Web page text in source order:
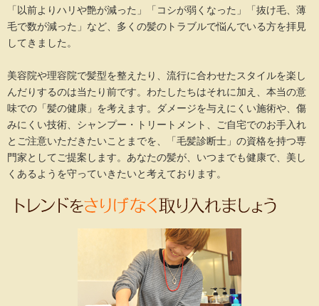
「以前よりハリや艶が減った」「コシが弱くなった」「抜け毛、薄
毛で数が減った」など、多くの髪のトラブルで悩んでいる方を拝見
してきました。
美容院や理容院で髪型を整えたり、流行に合わせたスタイルを楽し
んだりするのは当たり前です。わたしたちはそれに加え、本当の意
味での「髪の健康」を考えます。ダメージを与えにくい施術や、傷
みにくい技術、シャンプー・トリートメント、ご自宅でのお手入れ
とご注意いただきたいことまでを、「毛髪診断士」の資格を持つ専
門家としてご提案します。あなたの髪が、いつまでも健康で、美し
くあるようを守っていきたいと考えております。